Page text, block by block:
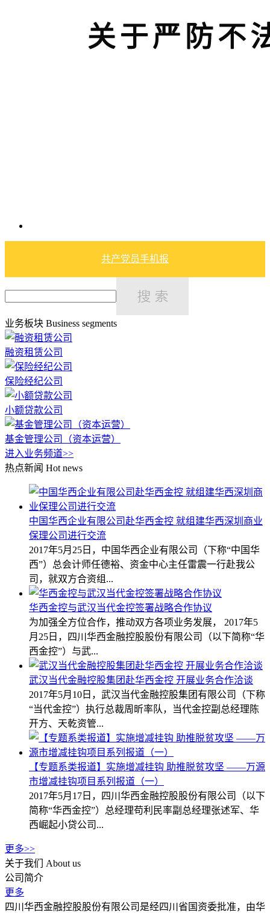
共产党员手机报
业务板块 Business segments
融资租赁公司
保险经纪公司
小额贷款公司
基金管理公司（资本运营）
进入业务频道>>
热点新闻 Hot news
中国华西企业有限公司赴华西金控 就组建华西深圳商业
保理公司进行交流
2017年5月25日，中国华西企业有限公司（下称“中国华
西”）总会计师任德裕、资金中心主任雷震一行赴我公
司，就双方合资组...
华西金控与武汉当代金控签署战略合作协议
为加强全方位合作，推动双方各项业务发展， 2017年5
月25日，四川华西金融控股股份有限公司（以下简称“华
西金控”）与武...
武汉当代金融控股集团赴华西金控 开展业务合作洽谈
2017年5月10日，武汉当代金融控股集团有限公司（下称
“当代金控”）执行总裁周昕率队，当代金控副总经理陈
开方、天乾资管...
【专题系类报道】实施增减挂钩 助推脱贫攻坚 ——万源
市增减挂钩项目系列报道（一）
2017年5月17日，四川华西金融控股股份有限公司（以下
简称“华西金控”）总经理苟利民率副总经理张述军、华
西崛起小贷公司...
更多>>
关于我们
About us
公司简介
更多
四川华西金融控股股份有限公司是经四川省国资委批准，由华